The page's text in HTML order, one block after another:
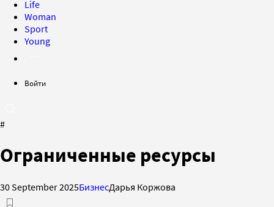
Life
Woman
Sport
Young
Войти
#
Ограниченные ресурсы
30 September 2025БизнесДарья Коржова